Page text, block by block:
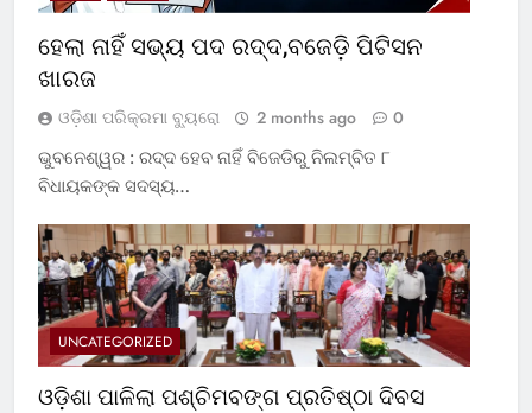
ହେଲା ନାହିଁ ସଭ୍ୟ ପଦ ରଦ୍ଦ,ବଜେଡ଼ି ପିଟିସନ
ଖାରଜ
ଓଡ଼ିଶା ପରିକ୍ରମା ବ୍ୟୁରୋ 2 months ago 0
ଭୁବନେଶ୍ୱର : ରଦ୍ଦ ହେବ ନାହିଁ ବିଜେଡିରୁ ନିଲମ୍ବିତ ୮
ବିଧାୟକଙ୍କ ସଦସ୍ୟ…
UNCATEGORIZED
ଓଡ଼ିଶା ପାଳିଲା ପଶ୍ଚିମବଙ୍ଗ ପ୍ରତିଷ୍ଠା ଦିବସ